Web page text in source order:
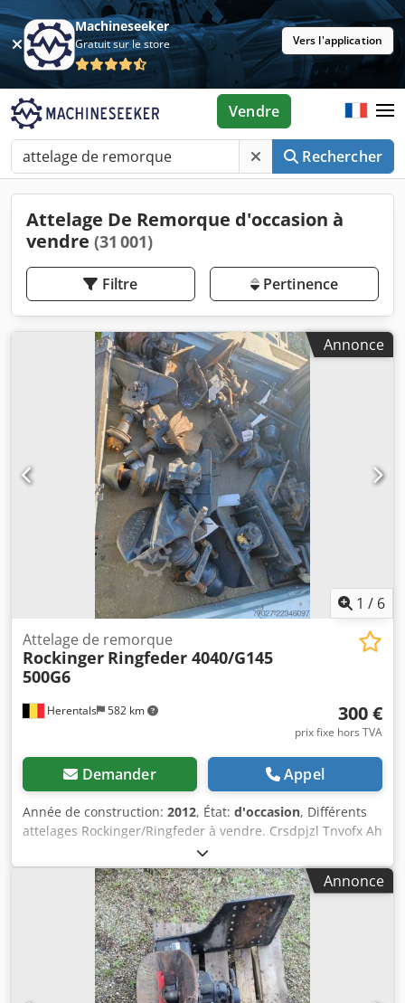
Machineseeker
Gratuit sur le store Vers l'application
Rechercher
Vendre
Attelage De Remorque d'occasion à
vendre (31 001)
Filtre Pertinence
Annonce
1 / 6
Herentals 582 km
Attelage de remorque
Rockinger Ringfeder 4040/G145
500G6
300 €
prix fixe hors TVA
Demander Appel
Année de construction: 2012, État: d'occasion, Différents
attelages Rockinger/Ringfeder à vendre. Crsdpjzl Tnvofx Ah
Annonce